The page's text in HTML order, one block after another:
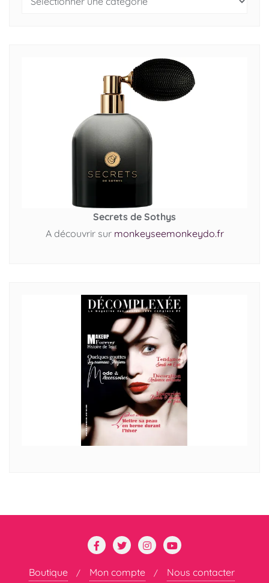
Secrets de Sothys
A découvrir sur monkeyseemonkeydo.fr
Boutique Mon compte Nous contacter